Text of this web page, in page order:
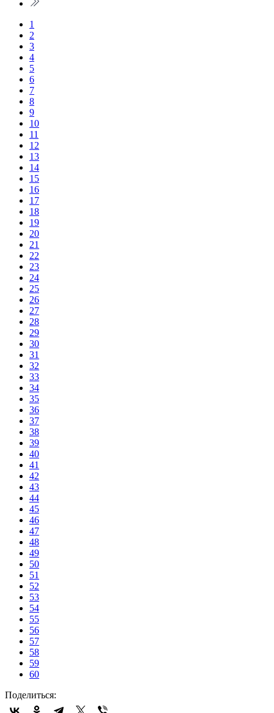
1
2
3
4
5
6
7
8
9
10
11
12
13
14
15
16
17
18
19
20
21
22
23
24
25
26
27
28
29
30
31
32
33
34
35
36
37
38
39
40
41
42
43
44
45
46
47
48
49
50
51
52
53
54
55
56
57
58
59
60
Поделиться: